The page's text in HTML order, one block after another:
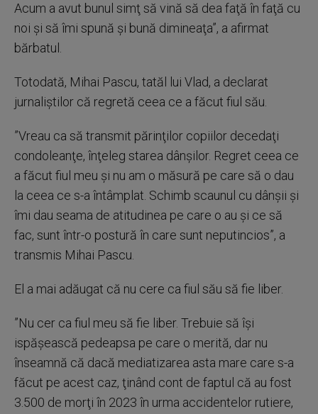
Acum a avut bunul simţ să vină să dea faţă în faţă cu
noi şi să îmi spună şi bună dimineaţa”, a afirmat
bărbatul.
Totodată, Mihai Pascu, tatăl lui Vlad, a declarat
jurnaliştilor că regretă ceea ce a făcut fiul său.
”Vreau ca să transmit părinţilor copiilor decedaţi
condoleanţe, înţeleg starea dânşilor. Regret ceea ce
a făcut fiul meu şi nu am o măsură pe care să o dau
la ceea ce s-a întâmplat. Schimb scaunul cu dânşii şi
îmi dau seama de atitudinea pe care o au şi ce să
fac, sunt într-o postură în care sunt neputincios”, a
transmis Mihai Pascu.
El a mai adăugat că nu cere ca fiul său să fie liber.
”Nu cer ca fiul meu să fie liber. Trebuie să îşi
ispăşească pedeapsa pe care o merită, dar nu
înseamnă că dacă mediatizarea asta mare care s-a
făcut pe acest caz, ţinând cont de faptul că au fost
3.500 de morţi în 2023 în urma accidentelor rutiere,